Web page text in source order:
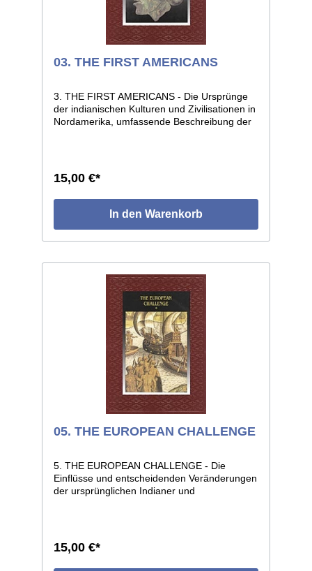
03. THE FIRST AMERICANS
3. THE FIRST AMERICANS - Die Ursprünge
der indianischen Kulturen und Zivilisationen in
Nordamerika, umfassende Beschreibung der
Abbildungen. 183 Seiten, Format 22 x 28, voll
illustriert, geprägter Kunstledereinband mit
Schutzumschlag.
15,00 €*
In den Warenkorb
05. THE EUROPEAN CHALLENGE
5. THE EUROPEAN CHALLENGE - Die
Einflüsse und entscheidenden Veränderungen
der ursprünglichen Indianer und
192 Seiten, Format 22 x 28, voll illustriert,
geprägter Kunstledereinband mit
Schutzumschlag.
15,00 €*